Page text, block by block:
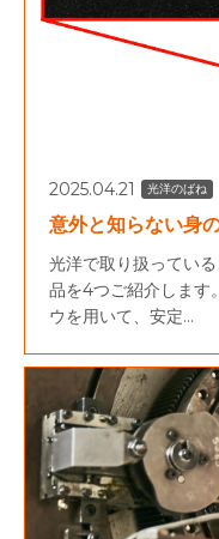
2025.04.21 光洋のばね
意外と知らない身
光洋で取り扱ってい
品を4つご紹介します
ウを用いて、安定...